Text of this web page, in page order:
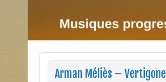
Arman Méliès – Vertigone